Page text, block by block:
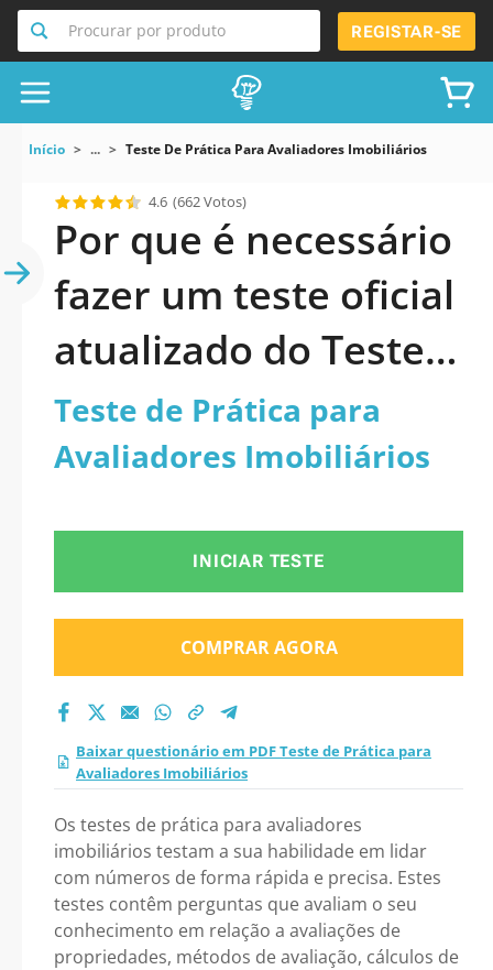
Procurar por produto REGISTAR-SE
Início ... Teste De Prática Para Avaliadores Imobiliários
4.6 (662 Votos)
Por que é necessário
fazer um teste oficial
atualizado do Teste
de Prática para
Avaliadores
Teste de Prática para
Avaliadores Imobiliários
INICIAR TESTE
COMPRAR AGORA
Baixar questionário em PDF Teste de Prática para
Avaliadores Imobiliários
Os testes de prática para avaliadores
imobiliários testam a sua habilidade em lidar
com números de forma rápida e precisa. Estes
testes contêm perguntas que avaliam o seu
conhecimento em relação a avaliações de
propriedades, métodos de avaliação, cálculos de